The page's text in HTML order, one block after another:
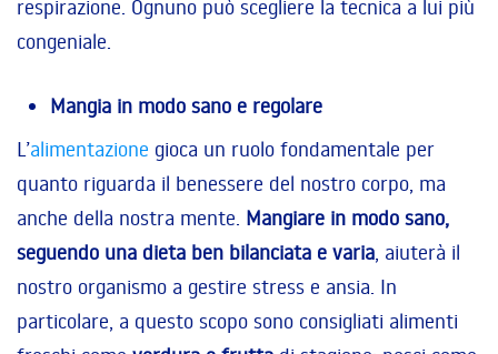
respirazione. Ognuno può scegliere la tecnica a lui più
congeniale.
Mangia in modo sano e regolare
L’alimentazione gioca un ruolo fondamentale per
quanto riguarda il benessere del nostro corpo, ma
anche della nostra mente. Mangiare in modo sano,
seguendo una dieta ben bilanciata e varia, aiuterà il
nostro organismo a gestire stress e ansia. In
particolare, a questo scopo sono consigliati alimenti